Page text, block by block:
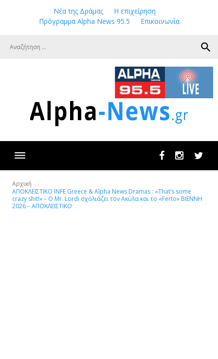
Νέα της Δράμας
Η επιχείρηση
Πρόγραμμα Alpha News 95.5
Επικοινωνία
search
FacebookInstagram
Αρχική
ΑΠΟΚΛΕΙΣΤΙΚΟ INFE Greece & Alpha News Dramas : «That’s some
crazy shit!» – Ο Mr. Lordi σχολιάζει τον Ακύλα και το «Ferto» ΒΙΕΝΝΗ
2026 – ΑΠΟΚΛΕΙΣΤΙΚΟ